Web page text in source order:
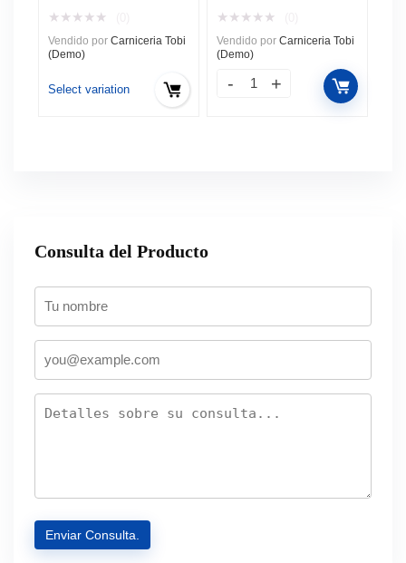
desde
hasta
$87.00
★ ★ ★ ★ ★
Vendido por Carniceria Tobi
(Demo)
Select variation
★ ★ ★ ★ ★
Vendido por Carniceria Tobi
(Demo)
Consulta del Producto